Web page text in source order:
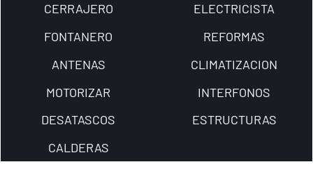
CERRAJERO
ELECTRICISTA
FONTANERO
REFORMAS
ANTENAS
CLIMATIZACION
MOTORIZAR
INTERFONOS
DESATASCOS
ESTRUCTURAS
CALDERAS